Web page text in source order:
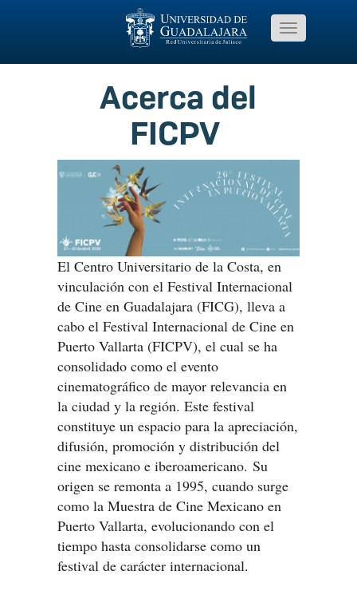
Toggle
navigation
Acerca del
FICPV
El Centro Universitario de la Costa, en
vinculación con el Festival Internacional
de Cine en Guadalajara (FICG), lleva a
cabo el Festival Internacional de Cine en
Puerto Vallarta (FICPV), el cual se ha
consolidado como el evento
cinematográfico de mayor relevancia en
la ciudad y la región. Este festival
constituye un espacio para la apreciación,
difusión, promoción y distribución del
cine mexicano e iberoamericano. Su
origen se remonta a 1995, cuando surge
como la Muestra de Cine Mexicano en
Puerto Vallarta, evolucionando con el
tiempo hasta consolidarse como un
festival de carácter internacional.